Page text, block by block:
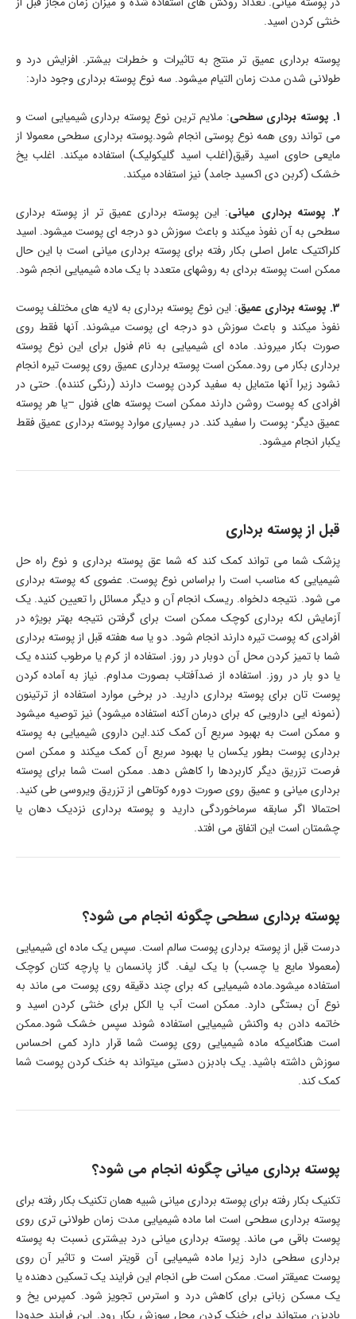
خنثی کردن اسید.
پوسته برداری عمیق تر منتج به تاثیرات و خطرات بیشتر. افزایش درد و
طولانی شدن مدت زمان التیام میشود. سه نوع پوسته برداری وجود دارد:
1. پوسته برداری سطحی
: ملایم ترین نوع پوسته برداری شیمیایی است و
می تواند روی همه نوع پوستی انجام شود.پوسته برداری سطحی معمولا از
مایعی حاوی اسید رقیق(اغلب اسید گلیکولیک) استفاده میکند. اغلب یخ
خشک (کربن دی اکسید جامد) نیز استفاده میکند.
2. پوسته برداری میانی
: این پوسته برداری عمیق تر از پوسته برداری
سطحی به آن نفوذ میکند و باعث سوزش دو درجه ای پوست میشود. اسید
کلراکتیک عامل اصلی بکار رفته برای پوسته برداری میانی است با این حال
ممکن است پوسته بردای به روشهای متعدد با یک ماده شیمیایی انجم شود.
3. پوسته برداری عمیق
: این نوع پوسته برداری به لایه های مختلف پوست
نفوذ میکند و باعث سوزش دو درجه ای پوست میشوند. آنها فقط روی
صورت بکار میروند. ماده ای شیمیایی به نام فنول برای این نوع پوسته
برداری بکار می رود.ممکن است پوسته برداری عمیق روی پوست تیره انجام
نشود زیرا آنها متمایل به سفید کردن پوست دارند (رنگی کننده). حتی در
افرادی که پوست روشن دارند ممکن است پوسته های فنول –یا هر پوسته
عمیق دیگر- پوست را سفید کند. در بسیاری موارد پوسته برداری عمیق فقط
یکبار انجام میشود.
قبل از پوسته برداری
پزشک شما می تواند کمک کند که شما عق پوسته برداری و نوع راه حل
شیمیایی که مناسب است را براساس نوع پوست. عضوی که پوسته برداری
می شود. نتیجه دلخواه. ریسک انجام آن و دیگر مسائل را تعیین کنید. یک
آزمایش لکه برداری کوچک ممکن است برای گرفتن نتیجه بهتر بویژه در
افرادی که پوست تیره دارند انجام شود. دو یا سه هفته قبل از پوسته برداری
شما با تمیز کردن محل آن دوبار در روز. استفاده از کرم یا مرطوب کننده یک
یا دو بار در روز. استفاده از ضدآفتاب بصورت مداوم. نیاز به آماده کردن
پوست تان برای پوسته برداری دارید. در برخی موارد استفاده از ترتینون
(نمونه ایی دارویی که برای درمان آکنه استفاده میشود) نیز توصیه میشود
و ممکن است به بهبود سریع آن کمک کند.این داروی شیمیایی به پوسته
برداری پوست بطور یکسان یا بهبود سریع آن کمک میکند و ممکن اسن
فرصت تزریق دیگر کاربردها را کاهش دهد. ممکن است شما برای پوسته
برداری میانی و عمیق روی صورت دوره کوتاهی از تزریق ویروسی طی کنید.
احتمالا اگر سابقه سرماخوردگی دارید و پوسته برداری نزدیک دهان یا
چشمتان است این اتفاق می افتد.
پوسته برداری سطحی چگونه انجام می شود؟
درست قبل از پوسته برداری پوست سالم است. سپس یک ماده ای شیمیایی
(معمولا مایع یا چسب) با یک لیف. گاز پانسمان یا پارچه کتان کوچک
استفاده میشود.ماده شیمیایی که برای چند دقیقه روی پوست می ماند به
نوع آن بستگی دارد. ممکن است آب یا الکل برای خنثی کردن اسید و
خاتمه دادن به واکنش شیمیایی استفاده شوند سپس خشک شود.ممکن
است هنگامیکه ماده شیمیایی روی پوست شما قرار دارد کمی احساس
سوزش داشته باشید. یک بادبزن دستی میتواند به خنک کردن پوست شما
کمک کند.
پوسته برداری میانی چگونه انجام می شود؟
تکنیک بکار رفته برای پوسته برداری میانی شبیه همان تکنیک بکار رفته برای
پوسته برداری سطحی است اما ماده شیمیایی مدت زمان طولانی تری روی
پوست باقی می ماند. پوسته برداری میانی درد بیشتری نسبت به پوسته
برداری سطحی دارد زیرا ماده شیمیایی آن قویتر است و تاثیر آن روی
پوست عمیقتر است. ممکن است طی انجام این فرایند یک تسکین دهنده یا
یک مسکن زبانی برای کاهش درد و استرس تجویز شود. کمپرس یخ و
بادبزن میتواند برای خنک کردن محل سوزش بکار رود. این فرایند حدودا